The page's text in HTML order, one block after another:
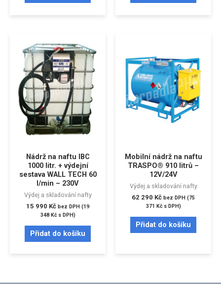
Nádrž na naftu IBC
1000 litr. + výdejní
sestava WALL TECH 60
l/min – 230V
Výdej a skladování nafty
15 990 Kč bez DPH (19
348 Kčs DPH)
Přidat do košíku
Mobilní nádrž na naftu
TRASPO® 910 litrů –
12V/24V
Výdej a skladování nafty
62 290 Kč bez DPH (75
371 Kčs DPH)
Přidat do košíku